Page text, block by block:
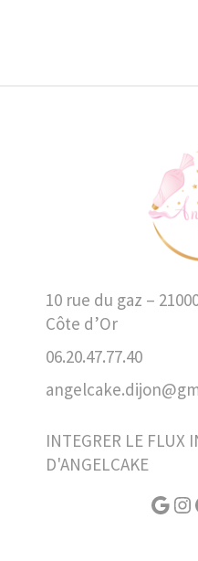
10 rue du gaz –
Côte d’Or
06.20.47.77.40
INTEGRER LE FLUX
D'ANGELCAKE